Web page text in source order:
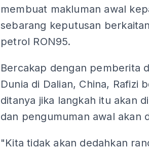
membuat makluman awal
sebarang keputusan
petrol RON95.
Bercakap dengan pemberita
Dunia di Dalian, China, Rafizi
ditanya jika langkah itu akan
dan pengumuman awal akan
"Kita tidak akan dedahkan